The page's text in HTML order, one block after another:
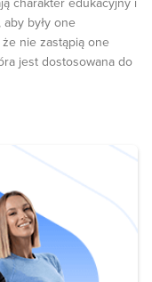
charakter edukacyjny i
były one
nie zastąpią one
jest dostosowana do